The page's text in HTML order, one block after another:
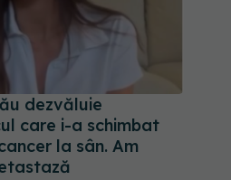
dezvăluie
care i-a schimbat
la sân. Am